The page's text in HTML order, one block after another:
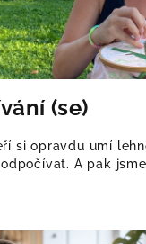
(se)
si opravdu umí
A pak